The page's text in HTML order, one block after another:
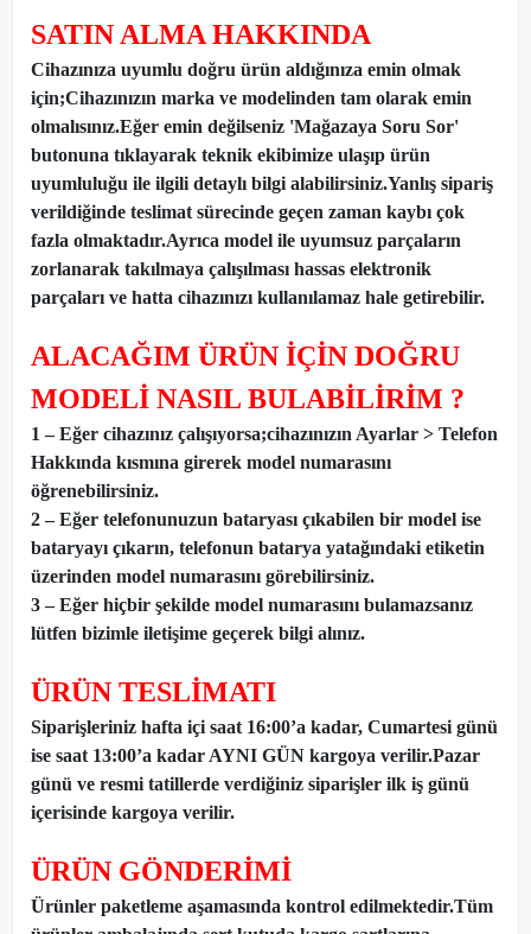
SATIN ALMA HAKKINDA
Cihazınıza uyumlu doğru ürün aldığınıza emin olmak
için;Cihazınızın marka ve modelinden tam olarak emin
olmalısınız.Eğer emin değilseniz 'Mağazaya Soru Sor'
butonuna tıklayarak teknik ekibimize ulaşıp ürün
uyumluluğu ile ilgili detaylı bilgi alabilirsiniz.Yanlış sipariş
verildiğinde teslimat sürecinde geçen zaman kaybı çok
fazla olmaktadır.Ayrıca model ile uyumsuz parçaların
zorlanarak takılmaya çalışılması hassas elektronik
parçaları ve hatta cihazınızı kullanılamaz hale getirebilir.
ALACAĞIM ÜRÜN İÇİN DOĞRU
MODELİ NASIL BULABİLİRİM ?
1 – Eğer cihazınız çalışıyorsa;cihazınızın Ayarlar > Telefon
Hakkında kısmına girerek model numarasını
öğrenebilirsiniz.
2 – Eğer telefonunuzun bataryası çıkabilen bir model ise
bataryayı çıkarın, telefonun batarya yatağındaki etiketin
üzerinden model numarasını görebilirsiniz.
3 – Eğer hiçbir şekilde model numarasını bulamazsanız
lütfen bizimle iletişime geçerek bilgi alınız.
ÜRÜN TESLİMATI
Siparişleriniz hafta içi saat 16:00’a kadar, Cumartesi günü
ise saat 13:00’a kadar AYNI GÜN kargoya verilir.Pazar
günü ve resmi tatillerde verdiğiniz siparişler ilk iş günü
içerisinde kargoya verilir.
ÜRÜN GÖNDERİMİ
Ürünler paketleme aşamasında kontrol edilmektedir.Tüm